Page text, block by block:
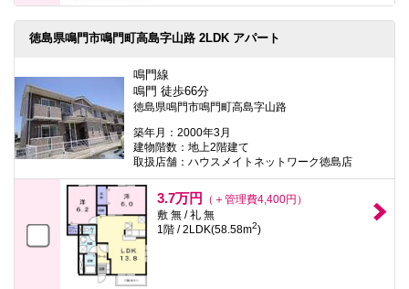
徳島県鳴門市鳴門町高島字山路 2LDK アパート
鳴門線
鳴門 徒歩66分
徳島県鳴門市鳴門町高島字山路
築年月：2000年3月
建物階数：地上2階建て
取扱店舗：ハウスメイトネットワーク徳島店
3.7万円
（＋管理費4,400円）
敷 無 / 礼 無
1階 / 2LDK(58.58m2)